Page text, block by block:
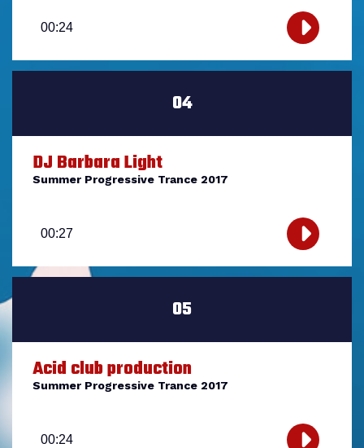
audio00:24
04
DJ Barbara Light
Summer Progressive Trance 2017
audio00:27
05
Acid club production
Summer Progressive Trance 2017
audio00:24